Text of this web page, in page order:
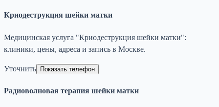
Криодеструкция шейки матки
Медицинская услуга "Криодеструкция шейки матки":
клиники, цены, адреса и запись в Москве.
Уточнить Показать телефон
Радиоволновая терапия шейки матки